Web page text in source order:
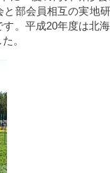
部会員相互の実地
。平成20年度は北
。